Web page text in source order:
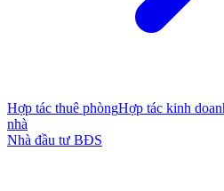
Hợp tác thuê phòngHợp tác kinh
nhà
Nhà đầu tư BĐS